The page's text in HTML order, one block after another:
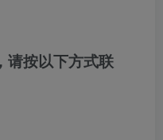
请按以下方式联